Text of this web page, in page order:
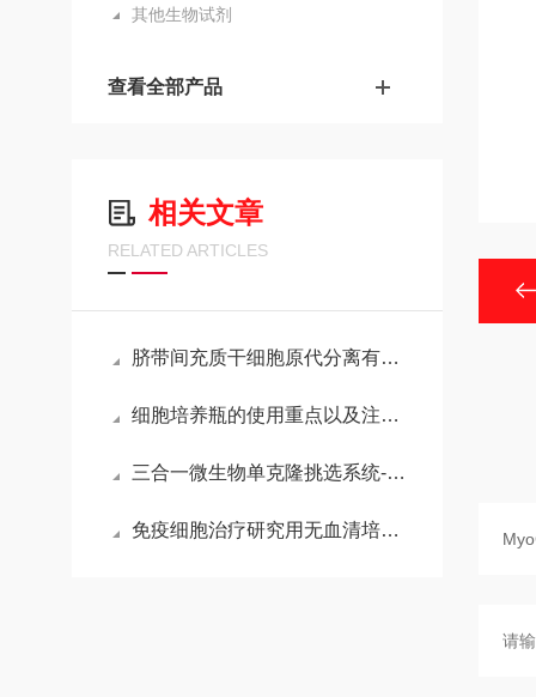
其他生物试剂
查看全部产品
相关文章
RELATED ARTICLES
脐带间充质干细胞原代分离有困难？不妨看看这篇文章......
细胞培养瓶的使用重点以及注意事项
三合一微生物单克隆挑选系统-英诺维尔
免疫细胞治疗研究用无血清培养液——ALyS™ 505N